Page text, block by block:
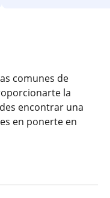
comunes de
la
encontrar una
en ponerte en